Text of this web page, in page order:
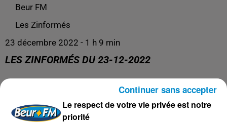
Beur FM
Les Zinformés
23 décembre 2022 - 1 h 9 min
LES ZINFORMÉS DU 23-12-2022
Les Zinformés, le rendez-vous avec l'actualité !
Le respect de votre vie privée est notre
priorité
Continuer sans accepter